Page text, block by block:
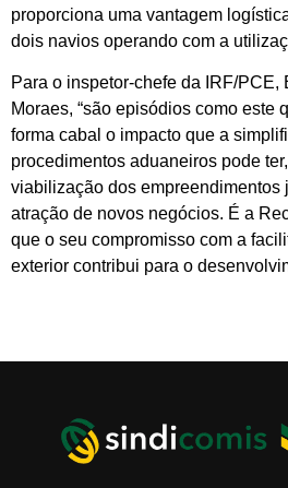
proporciona uma vantagem
dois navios operando com a
Para o inspetor-chefe da IRF/PCE,
Moraes, “são episódios como este
forma cabal o impacto que a
procedimentos aduaneiros pode
viabilização dos empreendimentos
atração de novos negócios. É a
que o seu compromisso com a
exterior contribui para o